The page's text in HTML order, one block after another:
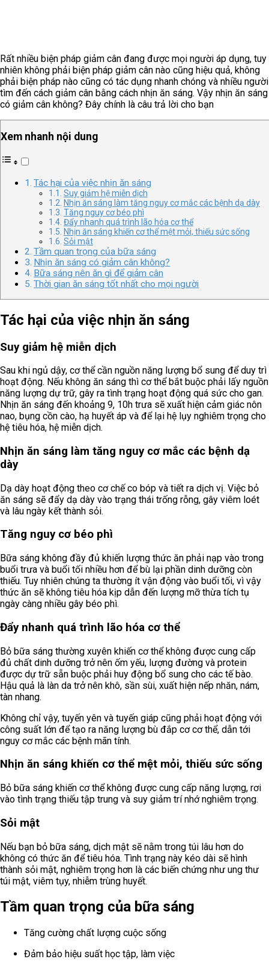
Rất nhiều biện pháp giảm cân đang được mọi người áp dụng, tuy
nhiên không phải biện pháp giảm cân nào cũng hiệu quả, không
phải biện pháp nào cũng có tác dụng nhanh chóng và nhiều người
tìm đến cách giảm cân bằng cách nhịn ăn sáng. Vậy nhịn ăn sáng
có giảm cân không? Đây chính là câu trả lời cho bạn
Xem nhanh nội dung
Tác hại của việc nhịn ăn sáng
Suy giảm hệ miễn dịch
Nhịn ăn sáng làm tăng nguy cơ mắc các bệnh dạ dày
Tăng nguy cơ béo phì
Đẩy nhanh quá trình lão hóa cơ thể
Nhịn ăn sáng khiến cơ thể mệt mỏi, thiếu sức sống
Sỏi mật
Tầm quan trọng của bữa sáng
Nhịn ăn sáng có giảm cân không?
Bữa sáng nên ăn gì để giảm cân
Thời gian ăn sáng tốt nhất cho mọi người
Tác hại của việc nhịn ăn sáng
Suy giảm hệ miễn dịch
Sau khi ngủ dậy, cơ thể cần nguồn năng lượng bổ sung để duy trì
hoạt động. Nếu không ăn sáng thì cơ thể bắt buộc phải lấy nguồn
năng lượng dự trữ, gây ra tình trạng hoạt động quá sức cho gan.
Nhịn ăn sáng đến khoảng 9, 10h trưa sẽ xuất hiện cảm giác nôn
nao, bụng cồn cào, hạ huyết áp và để lại hệ lụy nghiêm trọng cho
hệ tiêu hóa, hệ miễn dịch.
Nhịn ăn sáng làm tăng nguy cơ mắc các bệnh dạ
dày
Dạ dày hoạt động theo cơ chế co bóp và tiết ra dịch vị. Việc bỏ
ăn sáng sẽ đẩy dạ dày vào trạng thái trống rỗng, gây viêm loét
và lâu ngày kết thành sỏi.
Tăng nguy cơ béo phì
Bữa sáng không đầy đủ khiến lượng thức ăn phải nạp vào trong
buổi trưa và buổi tối nhiều hơn để bù lại phần dinh dưỡng còn
thiếu. Tuy nhiên chúng ta thường ít vận động vào buổi tối, vì vậy
thức ăn sẽ không tiêu hóa kịp dẫn đến lượng mỡ thừa tích tụ
ngày càng nhiều gây béo phì.
Đẩy nhanh quá trình lão hóa cơ thể
Bỏ bữa sáng thường xuyên khiến cơ thể không được cung cấp
đủ chất dinh dưỡng trở nên ốm yếu, lượng đường và protein
được dự trữ sẵn buộc phải huy động bổ sung cho các tế bào.
Hậu quả là làn da trở nên khô, sần sùi, xuất hiện nếp nhăn, nám,
tàn nhang.
Không chỉ vậy, tuyến yên và tuyến giáp cũng phải hoạt động với
công suất lớn để tạo ra năng lượng bù đắp cơ cơ thể, dẫn tới
nguy cơ mắc các bệnh mãn tính.
Nhịn ăn sáng khiến cơ thể mệt mỏi, thiếu sức sống
Bỏ bữa sáng khiến cơ thể không được cung cấp năng lượng, rơi
vào tình trạng thiếu tập trung và suy giảm trí nhớ nghiêm trọng.
Sỏi mật
Nếu bạn bỏ bữa sáng, dịch mật sẽ nằm trong túi lâu hơn do
không có thức ăn để tiêu hóa. Tình trạng này kéo dài sẽ hình
thành sỏi mật, nghiêm trọng hơn là các biến chứng như ung thư
túi mật, viêm tụy, nhiễm trùng huyết.
Tầm quan trọng của bữa sáng
Tăng cường chất lượng cuộc sống
Đảm bảo hiệu suất học tập, làm việc